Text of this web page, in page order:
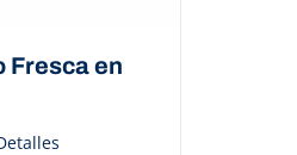
Fresca en